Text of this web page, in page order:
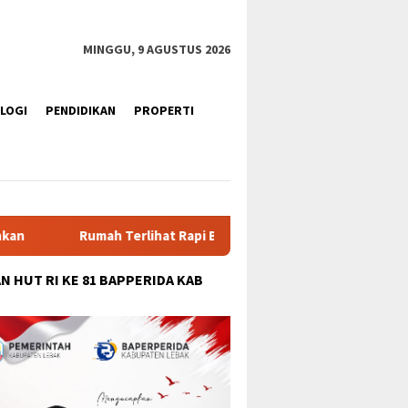
MINGGU, 9 AGUSTUS 2026
PENDIDIKAN PROPERTI
Rapi Bukan Jaminan Bebas Rayap, Kenali Tanda dan Cara
HUT RI KE 81 BAPPERIDA KAB